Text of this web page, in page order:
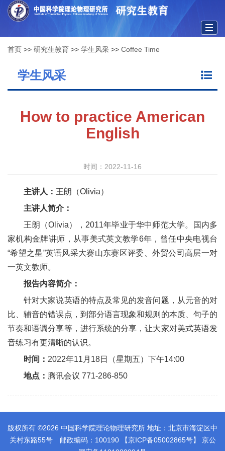
首页 >> 研究生教育 >> 学生风采 >> Coffee Time
学生风采
How to practice American
English
时间：2022-11-16
主讲人： 王朗（Olivia）
主讲人简介：
王朗（Olivia），2011年毕业于华中师范大学。国内多
家机构金牌讲师，从事美式英文教学6年，曾任中央电视台
“希望之星”英语风采大赛山东赛区评委、外贸公司高层一对
一英文教师。
报告内容简介：
针对大家说英语的特点及常见的发音问题，从元音的对
比、辅音的错误点，到部分语言现象和规则的本质、句子的
节奏和语调分享等，进行系统的分享，让大家对美式英语发
音练习有更清晰的认识。
时间： 2022年11月18日（星期五）下午14:00
地点： 腾讯会议 771-286-850
版权所有 ©2026 中国科学院理论物理研究所 地址：北京市海淀区中
关村东路55号 邮政编码：100190 【京ICP备05002865号】 京公